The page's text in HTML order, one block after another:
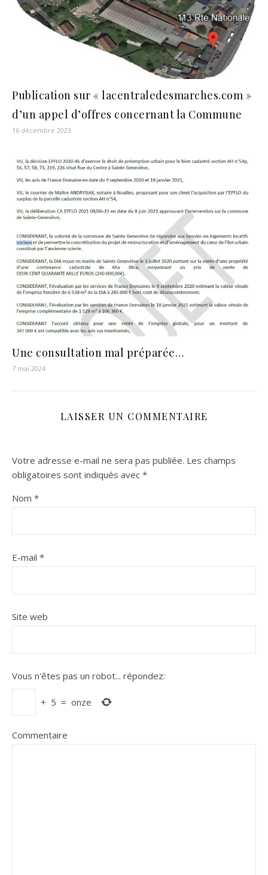
Publication sur « lacentraledesmarches.com »
d’un appel d’offres concernant la Commune
16 décembre 2023
Une consultation mal préparée…
7 mai 2024
LAISSER UN COMMENTAIRE
Votre adresse e-mail ne sera pas publiée. Les champs
obligatoires sont indiqués avec *
Nom *
E-mail *
Site web
Vous n'êtes pas un robot... répondez:
+ 5 = onze
Commentaire